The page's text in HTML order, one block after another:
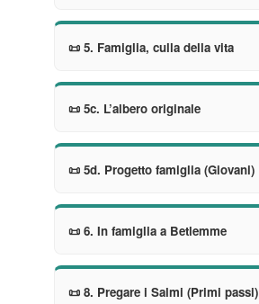
📜 5. Famiglia, culla della vita
📜 5c. L’albero originale
📜 5d. Progetto famiglia (Giovani)
📜 6. In famiglia a Betlemme
📜 8. Pregare i Salmi (Primi passi)